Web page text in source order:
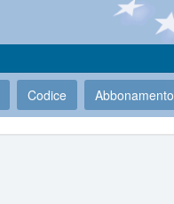
Codice Abbonamento